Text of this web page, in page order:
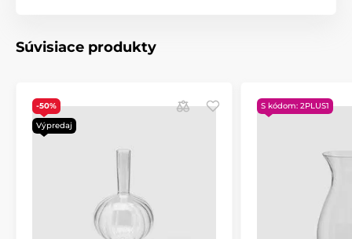
Súvisiace produkty
-50%
Výpredaj
S kódom: 2PLUS1